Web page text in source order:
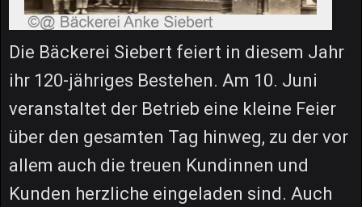
Die Bäckerei Siebert feiert in diesem Jahr
ihr 120-jähriges Bestehen. Am 10. Juni
veranstaltet der Betrieb eine kleine Feier
über den gesamten Tag hinweg, zu der vor
allem auch die treuen Kundinnen und
Kunden herzliche eingeladen sind. Auch